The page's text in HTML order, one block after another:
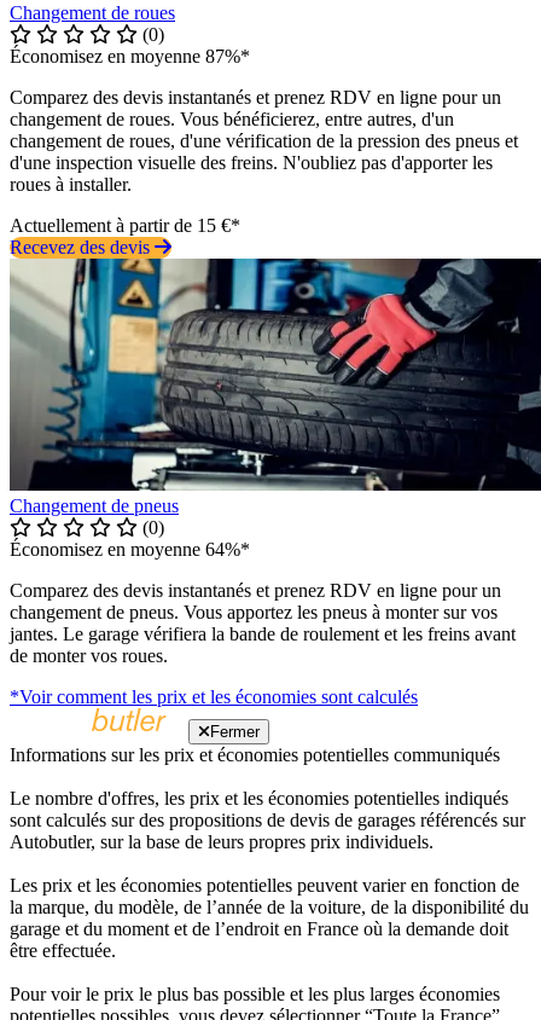
Changement de roues
(0)
Économisez en moyenne 87%*
Comparez des devis instantanés et prenez RDV en ligne pour un
changement de roues. Vous bénéficierez, entre autres, d'un
changement de roues, d'une vérification de la pression des pneus et
d'une inspection visuelle des freins. N'oubliez pas d'apporter les
roues à installer.
Actuellement à partir de 15 €*
Recevez des devis
Changement de pneus
(0)
Économisez en moyenne 64%*
Comparez des devis instantanés et prenez RDV en ligne pour un
changement de pneus. Vous apportez les pneus à monter sur vos
jantes. Le garage vérifiera la bande de roulement et les freins avant
de monter vos roues.
*Voir comment les prix et les économies sont calculés
Fermer
Informations sur les prix et économies potentielles communiqués
Le nombre d'offres, les prix et les économies potentielles indiqués
sont calculés sur des propositions de devis de garages référencés sur
Autobutler, sur la base de leurs propres prix individuels.
Les prix et les économies potentielles peuvent varier en fonction de
la marque, du modèle, de l’année de la voiture, de la disponibilité du
garage et du moment et de l’endroit en France où la demande doit
être effectuée.
Pour voir le prix le plus bas possible et les plus larges économies
potentielles possibles, vous devez sélectionner “Toute la France”